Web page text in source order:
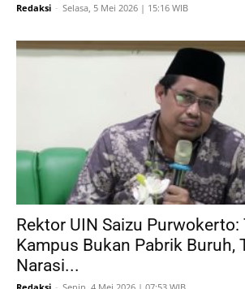
Redaksi - Selasa, 5 Mei 2026 | 15:16 WIB
Rektor UIN Saizu Purwokerto:
Kampus Bukan Pabrik Buruh,
Narasi...